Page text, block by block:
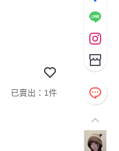
已賣出：1件